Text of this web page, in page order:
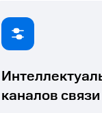
каналов связи